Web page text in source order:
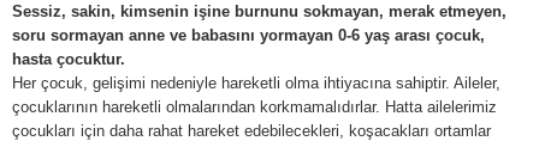
Sessiz, sakin, kimsenin işine burnunu sokmayan, merak etmeyen,
soru sormayan anne ve babasını yormayan 0-6 yaş arası çocuk,
hasta çocuktur.
Her çocuk, gelişimi nedeniyle hareketli olma ihtiyacına sahiptir. Aileler,
çocuklarının hareketli olmalarından korkmamalıdırlar. Hatta ailelerimiz
çocukları için daha rahat hareket edebilecekleri, koşacakları ortamlar